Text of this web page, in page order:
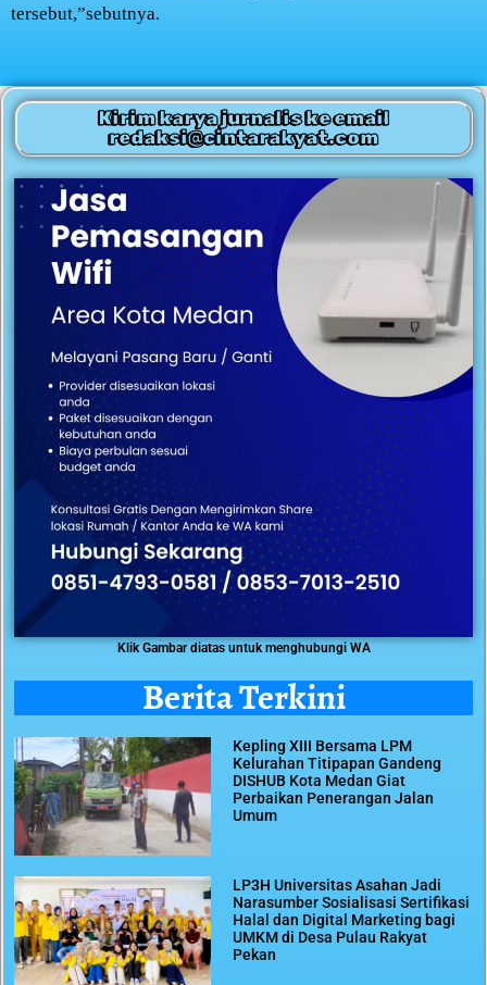
tersebut,”sebutnya.
Kirim karya jurnalis ke email
redaksi@cintarakyat.com
Klik Gambar diatas untuk menghubungi WA
Berita Terkini
Kepling XIII Bersama LPM
Kelurahan Titipapan Gandeng
DISHUB Kota Medan Giat
Perbaikan Penerangan Jalan
Umum
LP3H Universitas Asahan Jadi
Narasumber Sosialisasi Sertifikasi
Halal dan Digital Marketing bagi
UMKM di Desa Pulau Rakyat
Pekan